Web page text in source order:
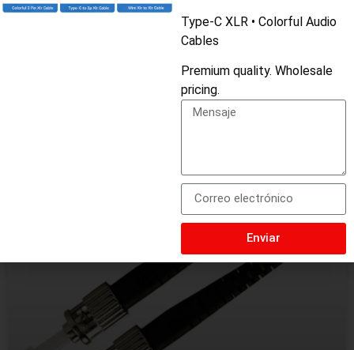
Type-C XLR • Colorful Audio
Cables
Premium quality. Wholesale
pricing.
Enviar